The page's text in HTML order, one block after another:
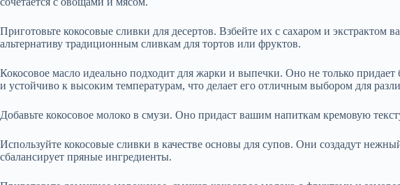
Приготовьте кокосовые сливки для десертов. Взбейте их с сахаром и экстрактом
альтернативу традиционным сливкам для тортов или фруктов.
Кокосовое масло идеально подходит для жарки и выпечки. Оно не только
и устойчиво к высоким температурам, что делает его отличным выбором для
Добавьте кокосовое молоко в смузи. Оно придаст вашим напиткам кремовую
Используйте кокосовые сливки в качестве основы для супов. Они создадут
сбалансирует пряные ингредиенты.